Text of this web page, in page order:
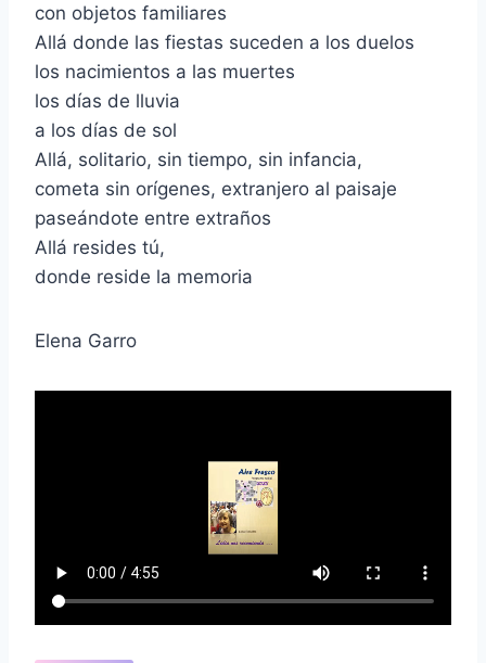
con objetos familiares
Allá donde las fiestas suceden a los duelos
los nacimientos a las muertes
los días de lluvia
a los días de sol
Allá, solitario, sin tiempo, sin infancia,
cometa sin orígenes, extranjero al paisaje
paseándote entre extraños
Allá resides tú,
donde reside la memoria
Elena Garro